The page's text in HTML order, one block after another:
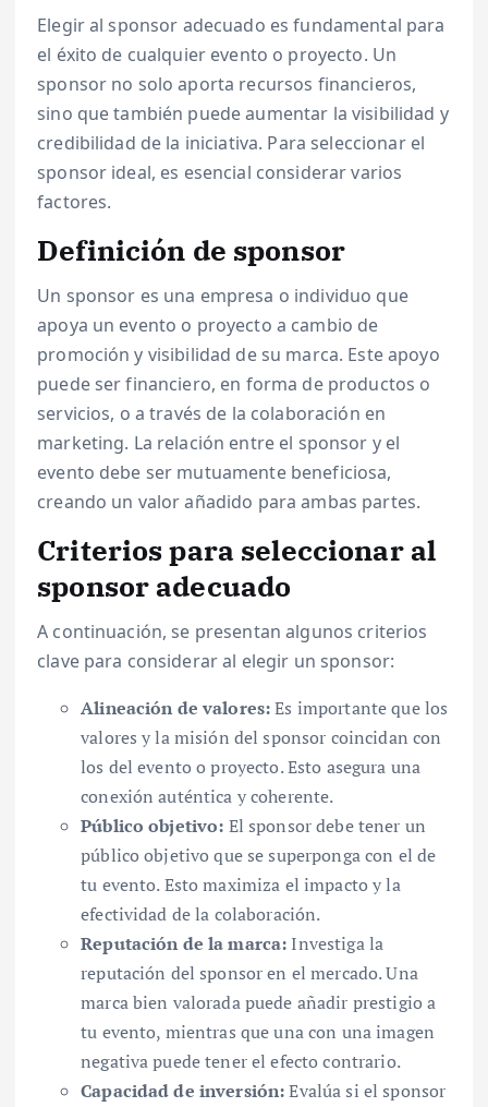
Elegir al sponsor adecuado es fundamental para
el éxito de cualquier evento o proyecto. Un
sponsor no solo aporta recursos financieros,
sino que también puede aumentar la visibilidad y
credibilidad de la iniciativa. Para seleccionar el
sponsor ideal, es esencial considerar varios
factores.
Definición de sponsor
Un sponsor es una empresa o individuo que
apoya un evento o proyecto a cambio de
promoción y visibilidad de su marca. Este apoyo
puede ser financiero, en forma de productos o
servicios, o a través de la colaboración en
marketing. La relación entre el sponsor y el
evento debe ser mutuamente beneficiosa,
creando un valor añadido para ambas partes.
Criterios para seleccionar al
sponsor adecuado
A continuación, se presentan algunos criterios
clave para considerar al elegir un sponsor:
Alineación de valores:Es importante que los
valores y la misión del sponsor coincidan con
los del evento o proyecto. Esto asegura una
conexión auténtica y coherente.
Público objetivo: El sponsor debe tener un
público objetivo que se superponga con el de
tu evento. Esto maximiza el impacto y la
efectividad de la colaboración.
Reputación de la marca: Investiga la
reputación del sponsor en el mercado. Una
marca bien valorada puede añadir prestigio a
tu evento, mientras que una con una imagen
negativa puede tener el efecto contrario.
Capacidad de inversión:Evalúa si el sponsor